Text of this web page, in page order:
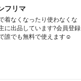
フリマ
着なくなったり使わなくな
に出品しています?会員登録
誰でも無料で使えます☺️